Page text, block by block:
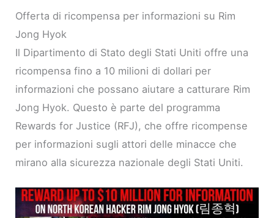
Offerta di ricompensa per informazioni su Rim
Jong Hyok
Il Dipartimento di Stato degli Stati Uniti offre una
ricompensa fino a 10 milioni di dollari per
informazioni che possano aiutare a catturare Rim
Jong Hyok. Questo è parte del programma
Rewards for Justice (RFJ), che offre ricompense
per informazioni sugli attori delle minacce che
mirano alla sicurezza nazionale degli Stati Uniti.